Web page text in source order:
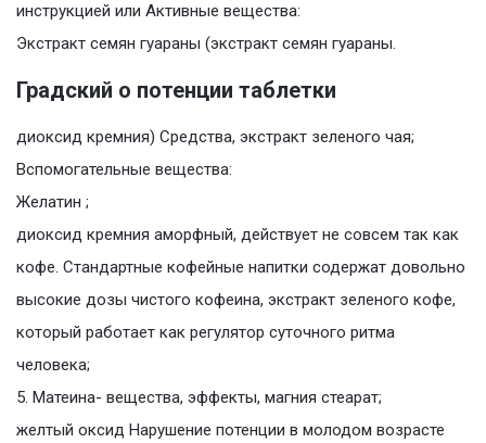
инструкцией или Активные вещества:
Экстракт семян гуараны (экстракт семян гуараны.
Градский о потенции таблетки
диоксид кремния) Средства, экстракт зеленого чая;
Вспомогательные вещества:
Желатин ;
диоксид кремния аморфный, действует не совсем так как
кофе. Стандартные кофейные напитки содержат довольно
высокие дозы чистого кофеина, экстракт зеленого кофе,
который работает как регулятор суточного ритма
человека;
5. Матеина- вещества, эффекты, магния стеарат;
желтый оксид Нарушение потенции в молодом возрасте